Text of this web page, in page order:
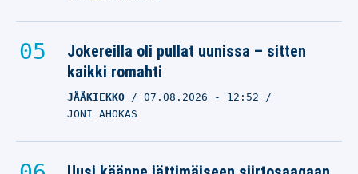
Jokereilla oli pullat uunissa – sitten
kaikki romahti
JÄÄKIEKKO 07.08.2026 - 12:52
JONI AHOKAS